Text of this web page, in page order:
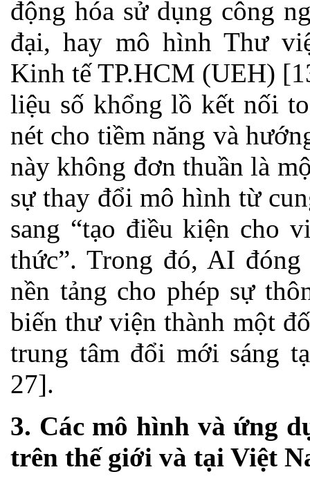
động hóa sử dụng công
đại, hay mô hình Thư
Kinh tế TP.HCM (UEH)
liệu số khổng lồ kết nối
nét cho tiềm năng và
này không đơn thuần là
sự thay đổi mô hình từ
sang “tạo điều kiện cho
thức”. Trong đó, AI
nền tảng cho phép sự
biến thư viện thành một
trung tâm đổi mới sáng
27].
3. Các mô hình và ứng
trên thế giới và tại Việt